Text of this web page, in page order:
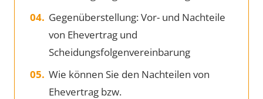
Gegenüberstellung: Vor- und Nachteile
von Ehevertrag und
Scheidungsfolgenvereinbarung
Wie können Sie den Nachteilen von
Ehevertrag bzw.